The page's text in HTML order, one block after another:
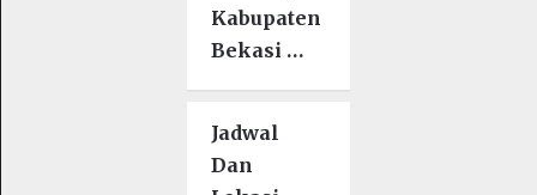
Kabupaten
Bekasi …
Jadwal
Dan